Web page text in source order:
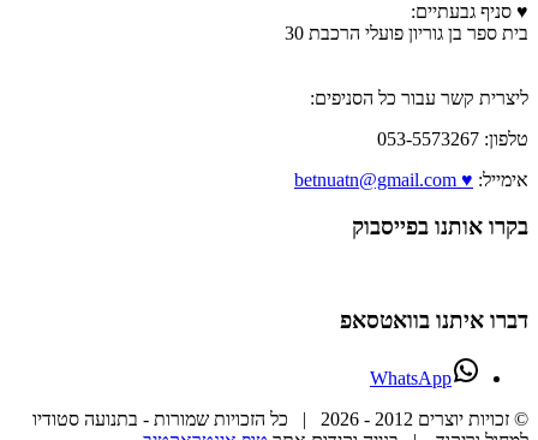
♥ סניף גבעתיים:
בית ספר בן גוריון פועלי הרכבת 30
ליצרית קשר עבור כל הסניפים:
טלפון: 053-5573267
אימייל: ♥ betnuatn@gmail.com
בקרו אותנו בפייסבוק
דברו איתנו בוואטסאפ
WhatsApp
© זכויות יוצרים 2012 -
2026 | כל הזכויות שמורות - בתנועה סטודיו